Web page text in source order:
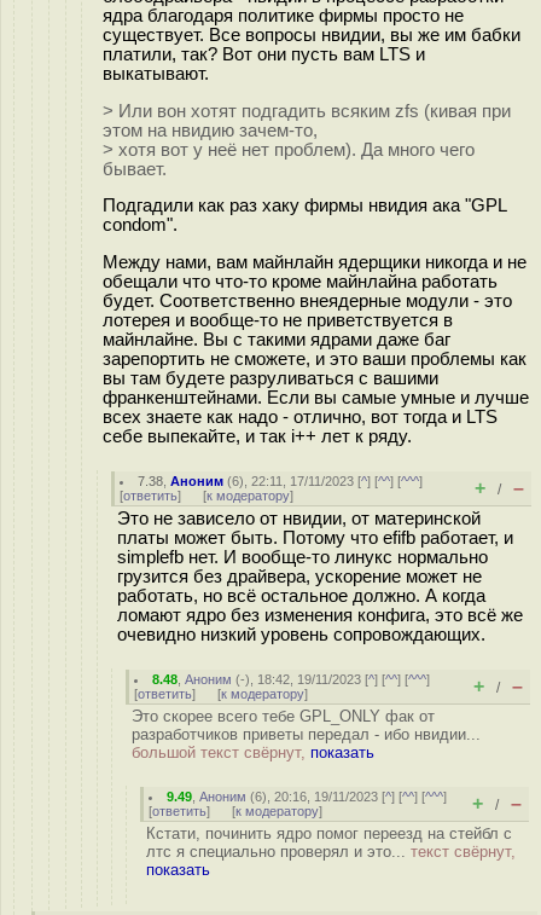
ядра благодаря политике фирмы просто не
существует. Все вопросы нвидии, вы же им бабки
платили, так? Вот они пусть вам LTS и
выкатывают.
> Или вон хотят подгадить всяким zfs (кивая при
этом на нвидию зачем-то,
> хотя вот у неё нет проблем). Да много чего
бывает.
Подгадили как раз хаку фирмы нвидия ака "GPL
condom".
Между нами, вам майнлайн ядерщики никогда и не
обещали что что-то кроме майнлайна работать
будет. Соответственно внеядерные модули - это
лотерея и вообще-то не приветствуется в
майнлайне. Вы с такими ядрами даже баг
зарепортить не сможете, и это ваши проблемы как
вы там будете разруливаться с вашими
франкенштейнами. Если вы самые умные и лучше
всех знаете как надо - отлично, вот тогда и LTS
себе выпекайте, и так i++ лет к ряду.
7.38 ,Аноним (6), 22:11, 17/11/2023 [^] [^^] [^^^]
[ответить] [к модератору] + / –
Это не зависело от нвидии, от материнской
платы может быть. Потому что efifb работает, и
simplefb нет. И вообще-то линукс нормально
грузится без драйвера, ускорение может не
работать, но всё остальное должно. А когда
ломают ядро без изменения конфига, это всё же
очевидно низкий уровень сопровождающих.
8.48 ,Аноним (-), 18:42, 19/11/2023 [^] [^^] [^^^]
[ответить] [к модератору] + / –
Это скорее всего тебе GPL_ONLY фак от
разработчиков приветы передал - ибо нвидии...
большой текст свёрнут, показать
9.49 ,Аноним (6), 20:16, 19/11/2023 [^] [^^] [^^^]
[ответить] [к модератору] + / –
Кстати, починить ядро помог переезд на стейбл с
лтс я специально проверял и это... текст свёрнут,
показать